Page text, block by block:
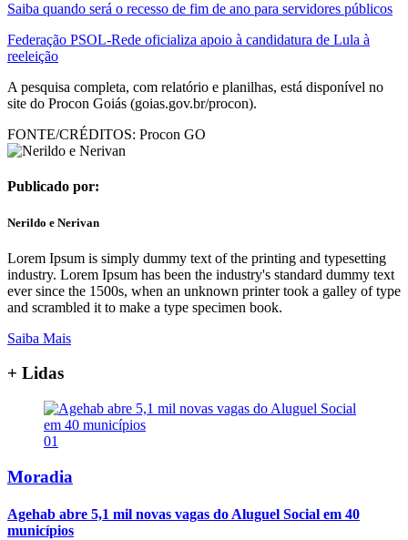
Saiba quando será o recesso de fim de ano para servidores públicos
Federação PSOL-Rede oficializa apoio à candidatura de Lula à
reeleição
A pesquisa completa, com relatório e planilhas, está disponível no
site do Procon Goiás (goias.gov.br/procon).
FONTE/CRÉDITOS: Procon GO
Publicado por:
Nerildo e Nerivan
Lorem Ipsum is simply dummy text of the printing and typesetting
industry. Lorem Ipsum has been the industry's standard dummy text
ever since the 1500s, when an unknown printer took a galley of type
and scrambled it to make a type specimen book.
Saiba Mais
+ Lidas
01
Moradia
Agehab abre 5,1 mil novas vagas do Aluguel Social em 40
municípios